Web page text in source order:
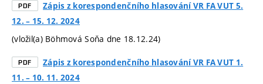
PDF
Zápis z korespondenčního hlasování VR FA VUT 5.
12. – 15. 12. 2024
(vložil(a) Böhmová Soňa dne 18.12.24)
PDF
Zápis z korespondenčního hlasování VR FA VUT 1.
11. – 10. 11. 2024